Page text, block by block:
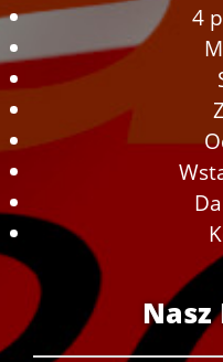
4
Nasz